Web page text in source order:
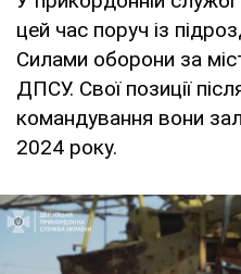
цей час поруч із
Силами оборони за
ДПСУ. Свої позиції
командування вони
2024 року.